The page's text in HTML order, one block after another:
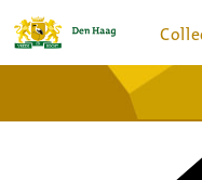
Bronnen en collecties